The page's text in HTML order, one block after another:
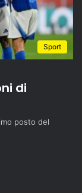
Sport
di
posto del